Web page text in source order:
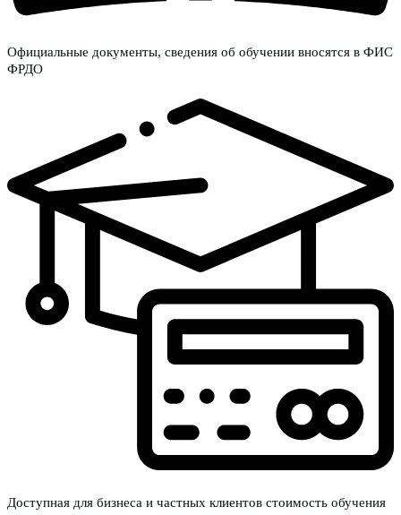
Официальные документы, сведения об обучении вносятся в ФИС
ФРДО
Доступная для бизнеса и частных клиентов стоимость обучения